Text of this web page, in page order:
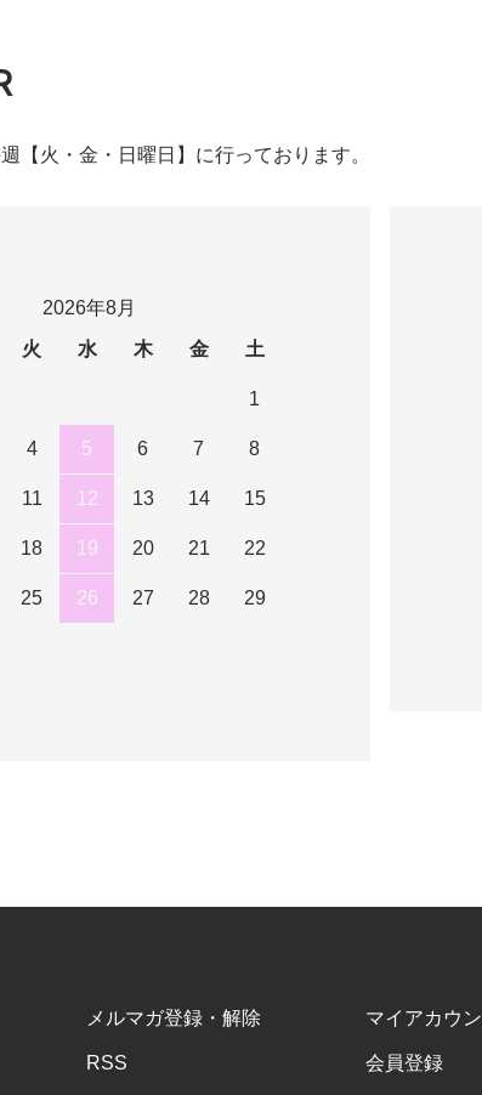
【火・金・日曜日】に行っております。
2026年8月
火 水 木 金 土
1
4 5 6 7 8
11 12 13 14 15
18 19 20 21 22
25 26 27 28 29
メルマガ登録・解除
RSS
マイアカウ
会員登録